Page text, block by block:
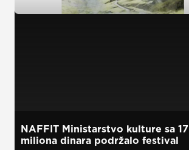
NAFFIT Ministarstvo kulture sa 17
miliona dinara podržalo festival